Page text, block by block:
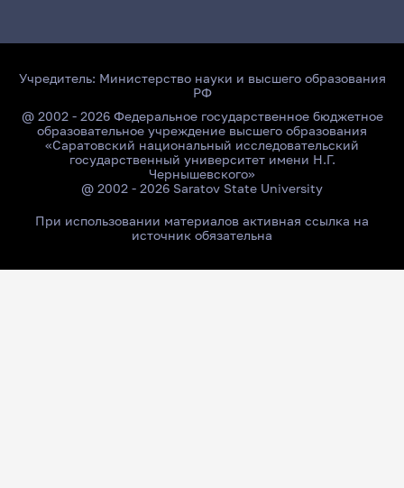
Учредитель: Министерство науки и высшего образования
РФ
@ 2002 - 2026 Федеральное государственное бюджетное
образовательное учреждение высшего образования
«Саратовский национальный исследовательский
государственный университет имени Н.Г.
Чернышевского»
@ 2002 - 2026 Saratov State University
При использовании материалов активная ссылка на
источник обязательна